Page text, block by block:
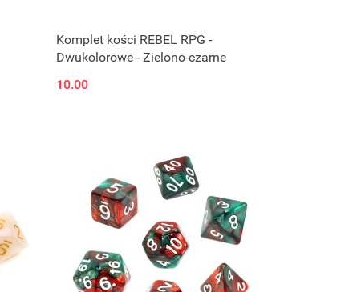
Komplet kości REBEL RPG -
Dwukolorowe - Zielono-czarne
10.00